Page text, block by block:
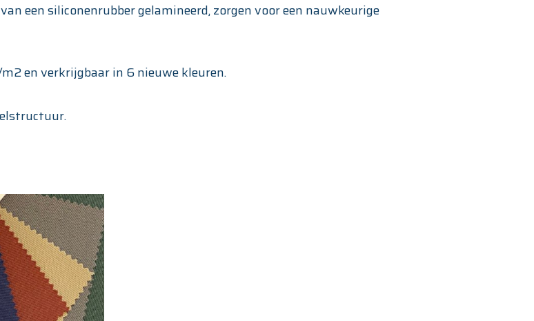
een siliconenrubber gelamineerd, zorgen voor een nauwkeurige
en verkrijgbaar in 6 nieuwe kleuren.